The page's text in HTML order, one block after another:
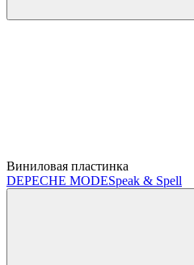
Виниловая пластинка
DEPECHE MODESpeak & Spell